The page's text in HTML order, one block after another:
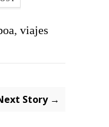
, viajes
Story →